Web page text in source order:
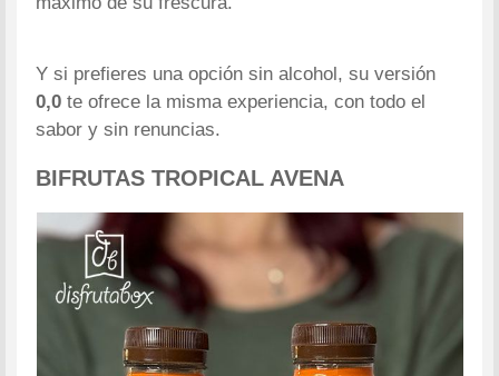
Y si prefieres una opción sin alcohol, su versión
0,0 te ofrece la misma experiencia, con todo el
sabor y sin renuncias.
BIFRUTAS TROPICAL AVENA